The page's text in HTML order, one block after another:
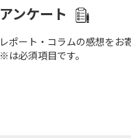
アンケート
レポート・コラムの感想をお
※は必須項目です。